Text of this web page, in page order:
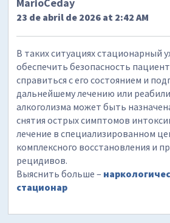
MarioCeday
23 de abril de 2026 at 2:42 AM
В таких ситуациях стационарный
обеспечить безопасность
справиться с его состоянием и
дальнейшему лечению или
алкоголизма может быть
снятия острых симптомов
лечение в специализированном
комплексного восстановления и
рецидивов.
Выяснить больше –
стационар